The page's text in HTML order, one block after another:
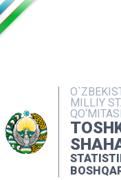
MILLIY
QO‘MITASI